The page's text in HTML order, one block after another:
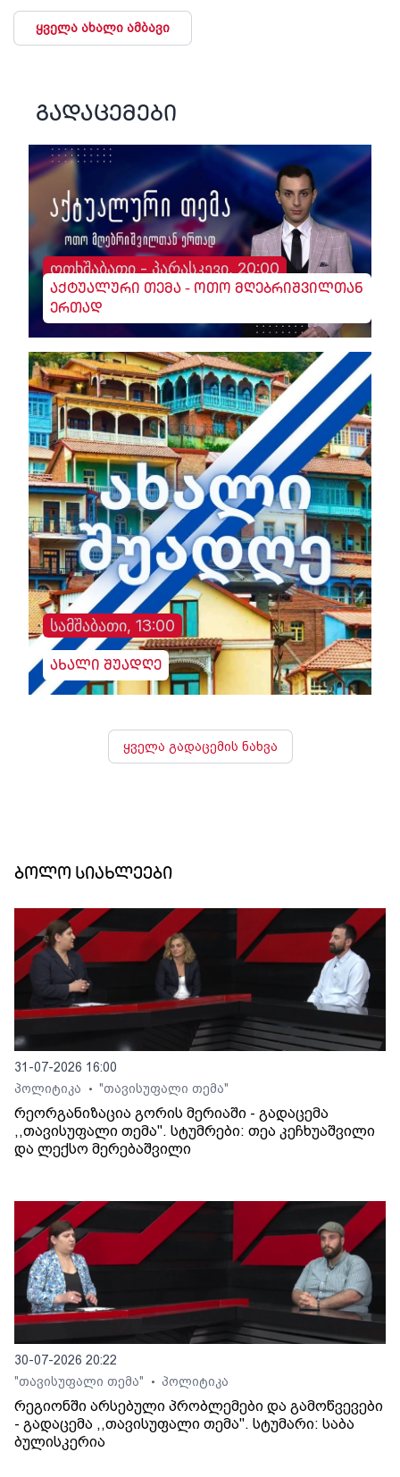
ყველა ახალი ამბავი
გადაცემები
ოთხშაბათი - პარასკევი, 20:00
აქტუალური თემა - ოთო მღებრიშვილთან
ერთად
სამშაბათი, 13:00
ახალი შუადღე
ყველა გადაცემის ნახვა
ბოლო სიახლეები
31-07-2026 16:00
პოლიტიკა
• "თავისუფალი თემა"
რეორგანიზაცია გორის მერიაში - გადაცემა
,,თავისუფალი თემა". სტუმრები: თეა კეჩხუაშვილი
და ლექსო მერებაშვილი
30-07-2026 20:22
"თავისუფალი თემა"
• პოლიტიკა
რეგიონში არსებული პრობლემები და გამოწვევები
- გადაცემა ,,თავისუფალი თემა". სტუმარი: საბა
ბულისკერია